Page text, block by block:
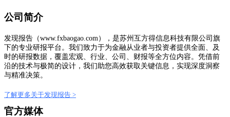
公司简介
发现报告（www.fxbaogao.com），是苏州互方得信息科技有限公司旗
下的专业研报平台。我们致力于为金融从业者与投资者提供全面、及
时的研报数据，覆盖宏观、行业、公司、财报等全方位内容。凭借前
沿的技术与极简的设计，我们助您高效获取关键信息，实现深度洞察
与精准决策。
了解更多关于发现报告 >
官方媒体